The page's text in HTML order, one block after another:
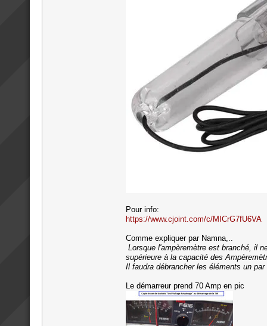
Pour info:
https://www.cjoint.com/c/MICrG7fU6VA
Comme expliquer par Namna,..
Lorsque l'ampèremètre est branché, il
supérieure à la capacité des
Il faudra débrancher les éléments un
Le démarreur prend 70 Amp en pic